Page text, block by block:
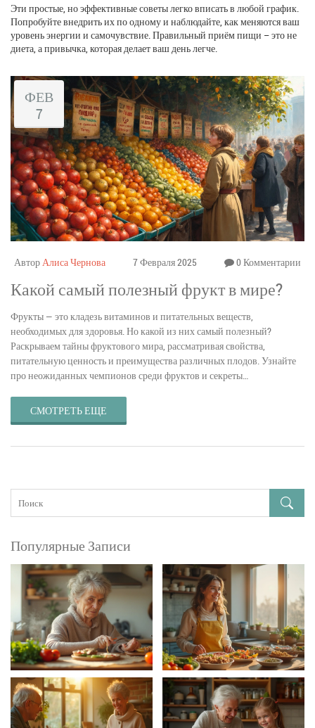
Эти простые, но эффективные советы легко вписать в любой график.
Попробуйте внедрить их по одному и наблюдайте, как меняются ваш
уровень энергии и самочувствие. Правильный приём пищи – это не
диета, а привычка, которая делает ваш день легче.
ФЕВ
7
АвторАлиса Чернова 7 Февраля 2025 0 Комментарии
Какой самый полезный фрукт в мире?
Фрукты — это кладезь витаминов и питательных веществ,
необходимых для здоровья. Но какой из них самый полезный?
Раскрываем тайны фруктового мира, рассматривая свойства,
питательную ценность и преимущества различных плодов. Узнайте
про неожиданных чемпионов среди фруктов и секреты
фрукт для вашей диеты.
СМОТРЕТЬ ЕЩЕ
Популярные Записи